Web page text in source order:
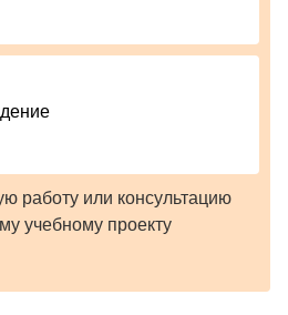
работу или консультацию
учебному проекту